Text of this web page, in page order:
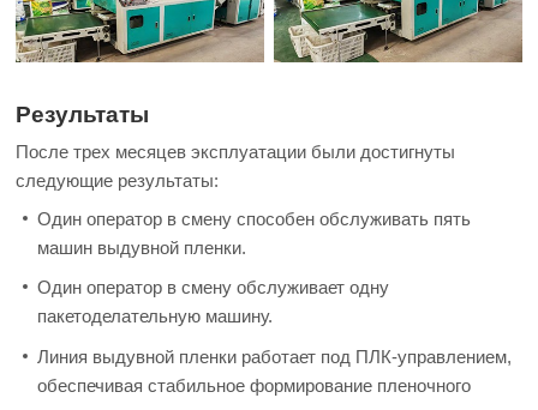
Результаты
После трех месяцев эксплуатации были достигнуты
следующие результаты:
Один оператор в смену способен обслуживать пять
машин выдувной пленки.
Один оператор в смену обслуживает одну
пакетоделательную машину.
Линия выдувной пленки работает под ПЛК-управлением,
обеспечивая стабильное формирование пленочного